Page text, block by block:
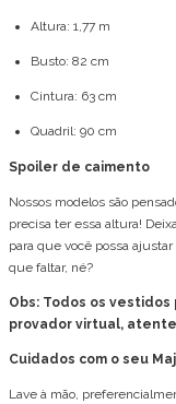
Altura: 1,77 m
Busto: 82 cm
Cintura: 63 cm
Quadril: 90 cm
Spoiler de caimento
Nossos modelos são
precisa ter essa altura!
para que você possa
que faltar, né?
Obs: Todos os
provador virtual,
Cuidados com o seu
Lave à mão,